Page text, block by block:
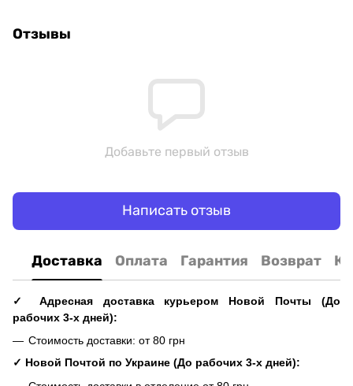
Отзывы
Добавьте первый отзыв
Написать отзыв
Доставка Оплата Гарантия Возврат
✓ Адресная доставка курьером Новой Почты (До
рабочих 3-х дней):
Стоимость доставки: от 80 грн
✓ Новой Почтой по Украине (До рабочих 3-х дней):